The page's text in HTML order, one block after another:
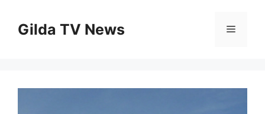
contenuto
Gilda TV News Menu